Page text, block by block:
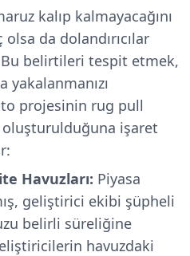
kalıp kalmayacağını
da dolandırıcılar
belirtileri tespit etmek,
yakalanmanızı
projesinin rug pull
oluşturulduğuna işaret
Havuzları: Piyasa
geliştirici ekibi şüpheli
belirli süreliğine
havuzdaki